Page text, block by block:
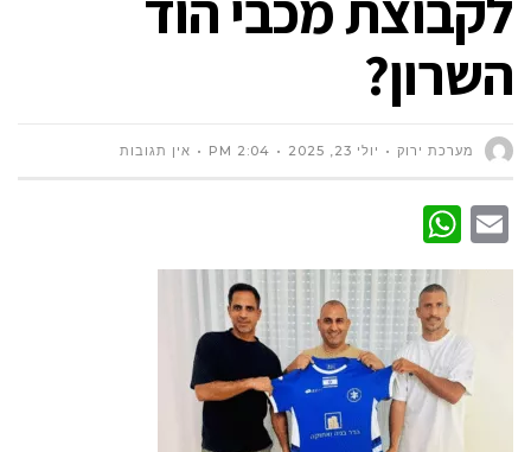
השרון?
מערכת ירוק יולי 23, 2025 2:04 PM אין תגובות
Email